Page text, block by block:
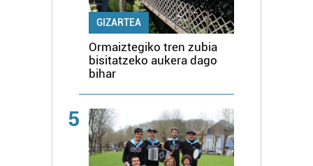
GIZARTEA
Ormaiztegiko tren zubia
bisitatzeko aukera dago
bihar
5